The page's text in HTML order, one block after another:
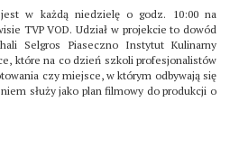
jest w każdą niedzielę o godz. 10:00 na
TVP VOD. Udział w projekcie to dowód
Selgros Piaseczno Instytut Kulinarny
które na co dzień szkoli profesjonalistów
czy miejsce, w którym odbywają się
służy jako plan filmowy do produkcji o